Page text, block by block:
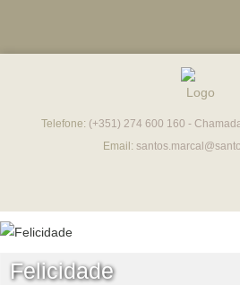
Telefone: (+351) 274 600 160 -
Email:
Felicidade